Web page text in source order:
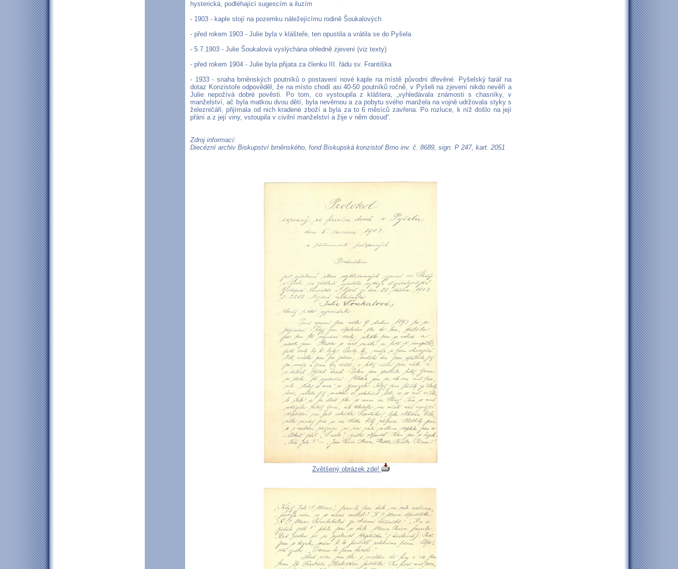
hysterická, podléhající sugescím a iluzím
- 1903 - kaple stojí na pozemku náležejícímu rodině Šoukalových
- před rokem 1903 - Julie byla v klášteře, ten opustila a vrátila se do Pyšela
- 5.7.1903 - Julie Šoukalová vyslýchána ohledně zjevení (viz texty)
- před rokem 1904 - Julie byla přijata za členku III. řádu sv. Františka
- 1933 - snaha brněnských poutníků o postavení nové kaple na místě původní dřevěné. Pyšelský farář na
dotaz Konzistoře odpověděl, že na místo chodí asi 40-50 poutníků ročně, v Pyšeli na zjevení nikdo nevěří a
Julie nepožívá dobré pověsti. Po tom, co vystoupila z kláštera, „vyhledávala známosti s chasníky, v
manželství, ač byla matkou dvou dětí, byla nevěrnou a za pobytu svého manžela na vojně udržovala styky s
železničáři, přijímala od nich kradené zboží a byla za to 6 měsíců zavřena. Po rozluce, k níž došlo na její
přání a z její viny, vstoupila v civilní manželství a žije v něm dosud“.
Zdroj informací:
Diecézní archiv Biskupství brněnského, fond Biskupská konzistoř Brno inv. č. 8689, sign. P 247, kart. 2051
Zvětšený obrázek zde!